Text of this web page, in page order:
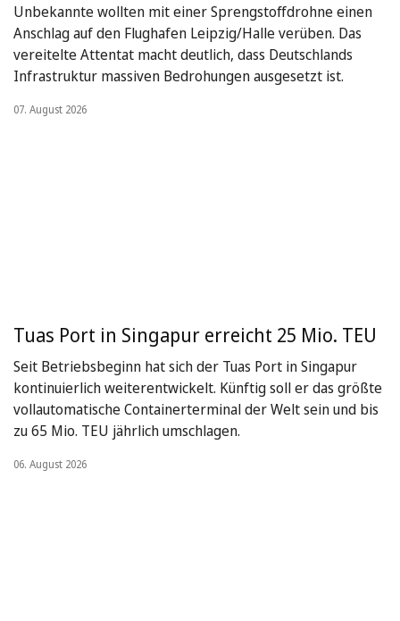
Unbekannte wollten mit einer Sprengstoffdrohne einen
Anschlag auf den Flughafen Leipzig/Halle verüben. Das
vereitelte Attentat macht deutlich, dass Deutschlands
Infrastruktur massiven Bedrohungen ausgesetzt ist.
07. August 2026
Tuas Port in Singapur erreicht 25 Mio. TEU
Seit Betriebsbeginn hat sich der Tuas Port in Singapur
kontinuierlich weiterentwickelt. Künftig soll er das größte
vollautomatische Containerterminal der Welt sein und bis
zu 65 Mio. TEU jährlich umschlagen.
06. August 2026